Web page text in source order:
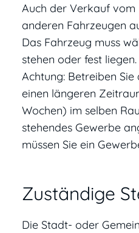
Auch der Verkauf
anderen Fahrzeugen
Das Fahrzeug muss
stehen oder fest liegen.
Achtung: Betreiben
einen längeren
Wochen) im selben
stehendes Gewerbe
müssen Sie ein
Zuständige
Die Stadt- oder